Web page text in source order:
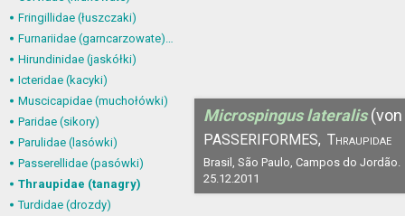
Fringillidae (łuszczaki)
Furnariidae (garncarzowate) i Dendrocolaptidae (tęgosterowate)
Hirundinidae (jaskółki)
Icteridae (kacyki)
Muscicapidae (muchołówki)
Paridae (sikory)
Parulidae (lasówki)
Passerellidae (pasówki)
Thraupidae (tanagry)
Turdidae (drozdy)
Microspingus lateralis
PASSERIFORMES, Thraupidae
Brasil, São Paulo, Campos do Jordão.
25.12.2011